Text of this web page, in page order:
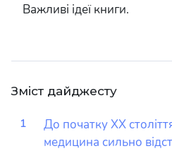
Важливі ідеї книги.
Зміст дайджесту
1
До початку XX
медицина сильно